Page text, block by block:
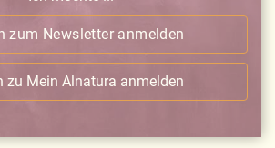
zum Newsletter anmelden
zu Mein Alnatura anmelden